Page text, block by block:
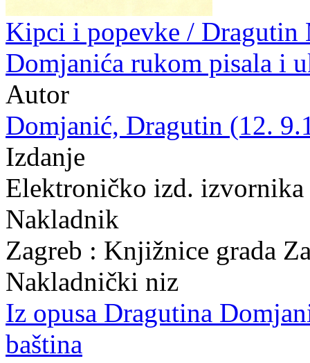
Kipci i popevke / Dragutin
Domjanića rukom pisala i
Autor
Domjanić, Dragutin (12.
Izdanje
Elektroničko izd.
Nakladnik
Zagreb : Knjižnice grada
Nakladnički niz
Iz opusa Dragutina
baština